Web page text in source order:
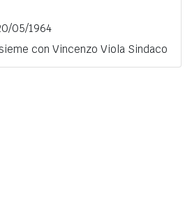
05/1964
con Vincenzo Viola Sindaco